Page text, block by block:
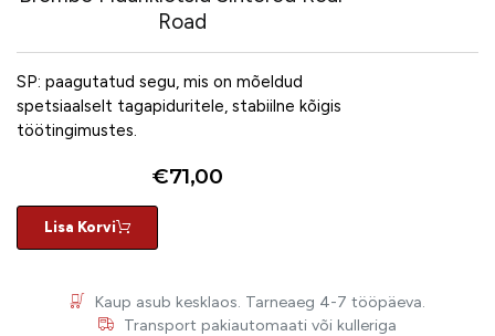
Road
SP: paagutatud segu, mis on mõeldud
spetsiaalselt tagapiduritele, stabiilne kõigis
töötingimustes.
€71,00
Lisa Korvi
Kaup asub kesklaos. Tarneaeg 4-7 tööpäeva.
Transport pakiautomaati või kulleriga